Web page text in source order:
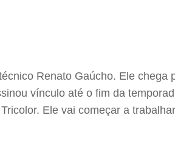
Renato Gaúcho. Ele
vínculo até o fim da
Ele vai começar a